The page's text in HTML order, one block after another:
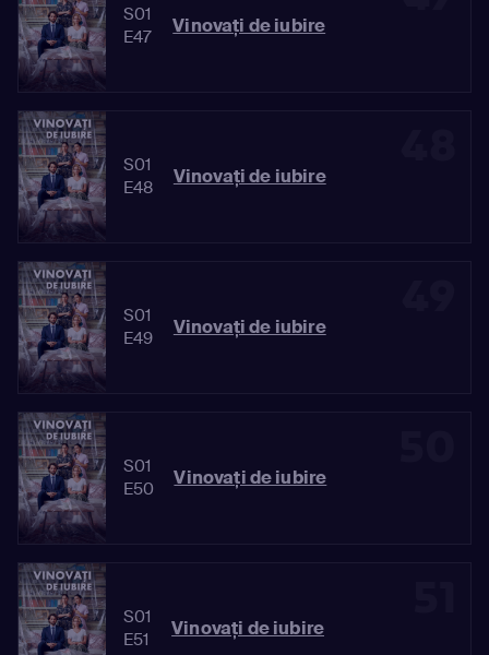
S01
E47
Vinovaţi de iubire
S01
E48
Vinovaţi de iubire
S01
E49
Vinovaţi de iubire
S01
E50
Vinovaţi de iubire
S01
E51
Vinovaţi de iubire